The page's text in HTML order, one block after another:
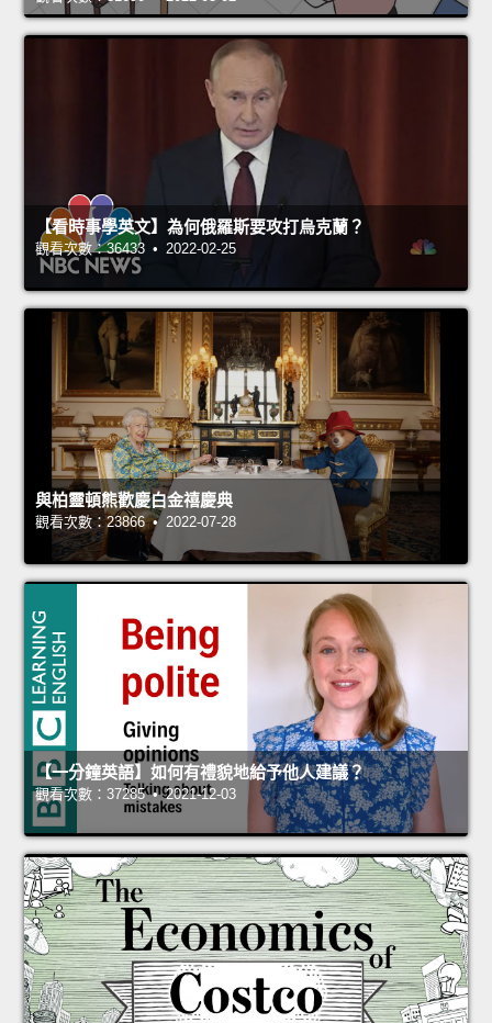
【看時事學英文】為何俄羅斯要攻打烏克蘭？
觀看次數：36433 • 2022-02-25
與柏靈頓熊歡慶白金禧慶典
觀看次數：23866 • 2022-07-28
【一分鐘英語】如何有禮貌地給予他人建議？
觀看次數：37285 • 2021-12-03